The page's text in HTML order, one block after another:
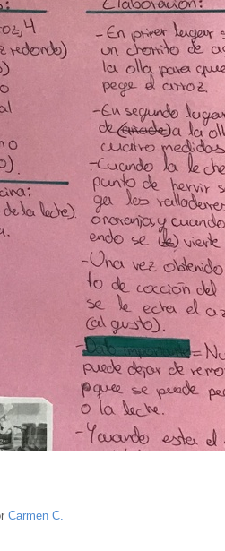
Carmen C.